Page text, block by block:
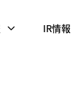
IR情報